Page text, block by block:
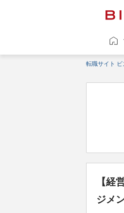
転職サイト ビ
【経
ジメ